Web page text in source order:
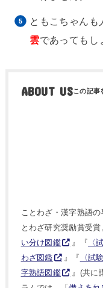
ともこちゃんも
雲であってもし
ABOUT US
ことわざ・漢字熟語
とわざ研究奨励賞受
い分け図鑑
』『 〈
わざ図鑑
』『
〈試
字熟語図鑑
』(共に